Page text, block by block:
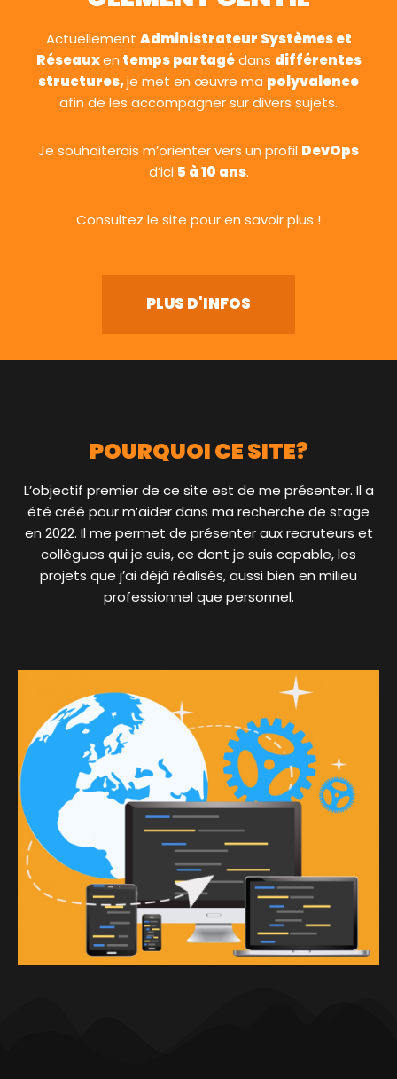
Actuellement Administrateur Systèmes et
Réseauxen temps partagédans différentes
structures,je met en œuvre ma polyvalence
afin de les accompagner sur divers sujets.
Je souhaiterais m’orienter vers un profil DevOps
d’ici 5 à 10 ans.
Consultez le site pour en savoir plus !
PLUS D'INFOS
POURQUOI CE SITE?
L’objectif premier de ce site est de me présenter. Il a
été créé pour m’aider dans ma recherche de stage
en 2022. Il me permet de présenter aux recruteurs et
collègues qui je suis, ce dont je suis capable, les
projets que j’ai déjà réalisés, aussi bien en milieu
professionnel que personnel.